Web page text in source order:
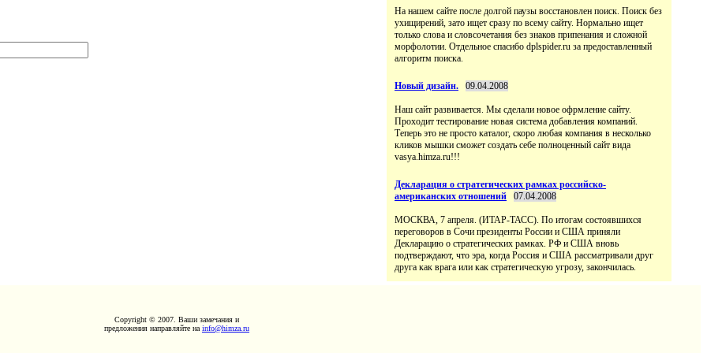
На нашем сайте после долгой паузы восстановлен поиск. Поиск без
ухищирений, зато ищет сразу по всему сайту. Нормально ищет
только слова и словсочетания без знаков припенания и сложной
морфолотии. Отдельное спасибо dplspider.ru за предоставленный
алгоритм поиска.
Новый дизайн. 09.04.2008
Наш сайт развивается. Мы сделали новое офрмление сайту.
Проходит тестирование новая система добавления компаний.
Теперь это не просто каталог, скоро любая компания в несколько
кликов мышки сможет создать себе полноценный сайт вида
vasya.himza.ru!!!
Декларация о стратегических рамках российско-
американских отношений
07.04.2008
МОСКВА, 7 апреля. (ИТАР-ТАСС). По итогам состоявшихся
переговоров в Сочи президенты России и США приняли
Декларацию о стратегических рамках. РФ и США вновь
подтверждают, что эра, когда Россия и США рассматривали друг
друга как врага или как стратегическую угрозу, закончилась.
Copyright © 2007. Ваши замечания и
предложения направляйте на info@himza.ru